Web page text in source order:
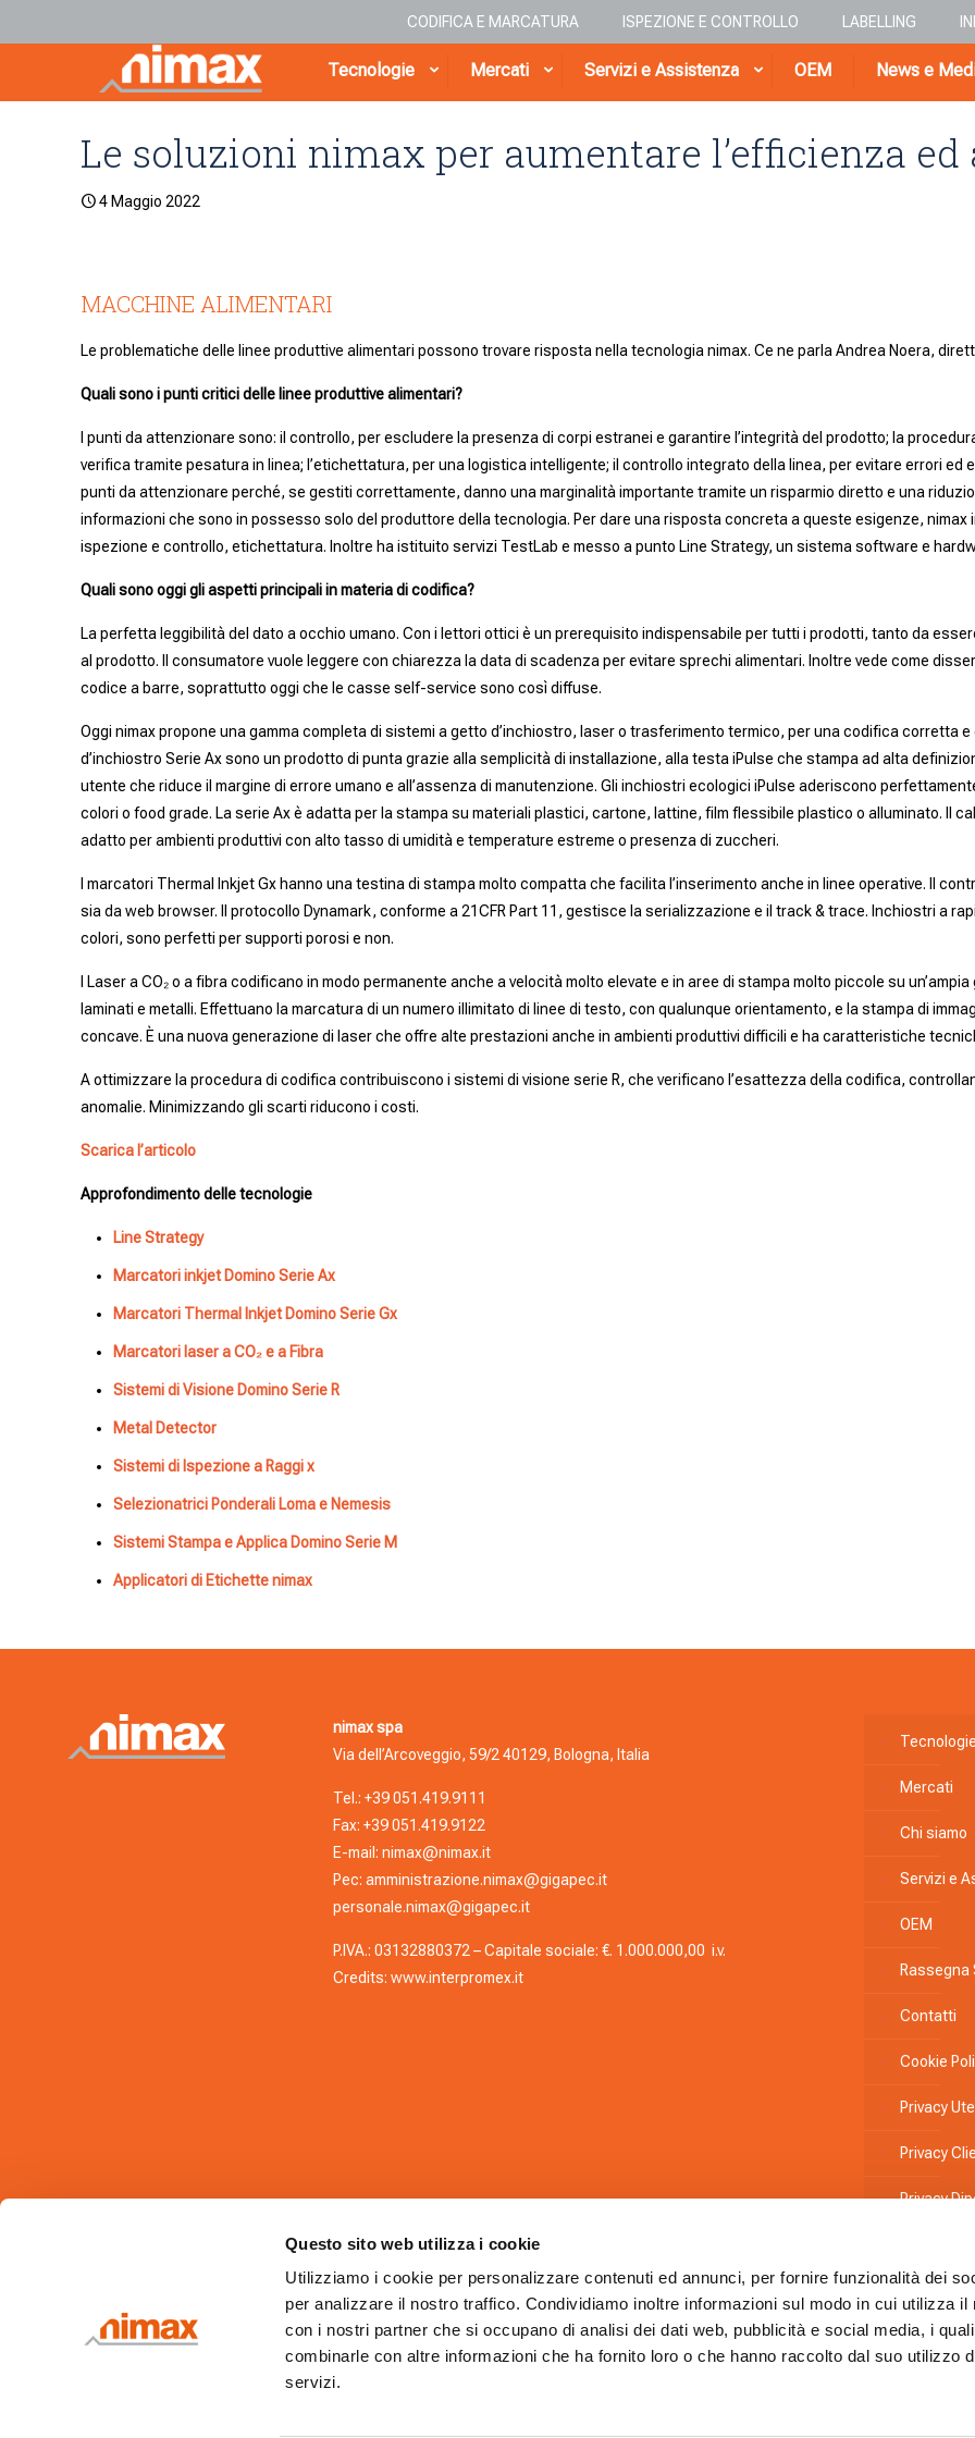
Questo sito web utilizza i cookie
Utilizziamo i cookie per personalizzare contenuti ed annunci, per fornire funzionalità dei
per analizzare il nostro traffico. Condividiamo inoltre informazioni sul modo in cui utilizza il
con i nostri partner che si occupano di analisi dei dati web, pubblicità e social media, i
combinarle con altre informazioni che ha fornito loro o che hanno raccolto dal suo utilizzo
servizi.
CODIFICA E MARCATURA ISPEZIONE E CONTROLLO LABELLING
Tecnologie Mercati Servizi e Assistenza OEM News e
Le soluzioni nimax per aumentare l’efficienza
4 Maggio 2022
MACCHINE ALIMENTARI
Le problematiche delle linee produttive alimentari possono trovare risposta nella tecnologia nimax. Ce ne parla Andrea Noera,
Quali sono i punti critici delle linee produttive alimentari?
I punti da attenzionare sono: il controllo, per escludere la presenza di corpi estranei e garantire l’integrità del prodotto; la
verifica tramite pesatura in linea; l’etichettatura, per una logistica intelligente; il controllo integrato della linea, per evitare errori
punti da attenzionare perché, se gestiti correttamente, danno una marginalità importante tramite un risparmio diretto e una
informazioni che sono in possesso solo del produttore della tecnologia. Per dare una risposta concreta a queste esigenze,
ispezione e controllo, etichettatura. Inoltre ha istituito servizi TestLab e messo a punto Line Strategy, un sistema software e
Quali sono oggi gli aspetti principali in materia di codifica?
La perfetta leggibilità del dato a occhio umano. Con i lettori ottici è un prerequisito indispensabile per tutti i prodotti, tanto da
al prodotto. Il consumatore vuole leggere con chiarezza la data di scadenza per evitare sprechi alimentari. Inoltre vede come
codice a barre, soprattutto oggi che le casse self-service sono così diffuse.
Oggi nimax propone una gamma completa di sistemi a getto d’inchiostro, laser o trasferimento termico, per una codifica corretta
d’inchiostro Serie Ax sono un prodotto di punta grazie alla semplicità di installazione, alla testa iPulse che stampa ad alta
utente che riduce il margine di errore umano e all’assenza di manutenzione. Gli inchiostri ecologici iPulse aderiscono
colori o food grade. La serie Ax è adatta per la stampa su materiali plastici, cartone, lattine, film flessibile plastico o alluminato. Il
adatto per ambienti produttivi con alto tasso di umidità e temperature estreme o presenza di zuccheri.
I marcatori Thermal Inkjet Gx hanno una testina di stampa molto compatta che facilita l’inserimento anche in linee operative. Il
sia da web browser. Il protocollo Dynamark, conforme a 21CFR Part 11, gestisce la serializzazione e il track & trace. Inchiostri a
colori, sono perfetti per supporti porosi e non.
I Laser a CO₂ o a fibra codificano in modo permanente anche a velocità molto elevate e in aree di stampa molto piccole su
laminati e metalli. Effettuano la marcatura di un numero illimitato di linee di testo, con qualunque orientamento, e la stampa di
concave. È una nuova generazione di laser che offre alte prestazioni anche in ambienti produttivi difficili e ha caratteristiche
A ottimizzare la procedura di codifica contribuiscono i sistemi di visione serie R, che verificano l’esattezza della codifica,
anomalie. Minimizzando gli scarti riducono i costi.
Scarica l’articolo
Approfondimento delle tecnologie
Line Strategy
Marcatori inkjet Domino Serie Ax
Marcatori Thermal Inkjet Domino Serie Gx
Marcatori laser a CO₂ e a Fibra
Sistemi di Visione Domino Serie R
Metal Detector
Sistemi di Ispezione a Raggi x
Selezionatrici Ponderali Loma e Nemesis
Sistemi Stampa e Applica Domino Serie M
Applicatori di Etichette nimax
nimax spa
Via dell’Arcoveggio, 59/2 40129, Bologna, Italia
Tel.: +39 051.419.9111
Fax: +39 051.419.9122
E-mail: nimax@nimax.it
Pec: amministrazione.nimax@gigapec.it
personale.nimax@gigapec.it
P.IVA.: 03132880372 – Capitale sociale: €. 1.000.000,00 i.v.
Credits: www.interpromex.it
Tecnologie
Mercati
Chi siamo
Servizi e
OEM
Rassegna
Contatti
Cookie
Privacy
Privacy
Privacy
Codice